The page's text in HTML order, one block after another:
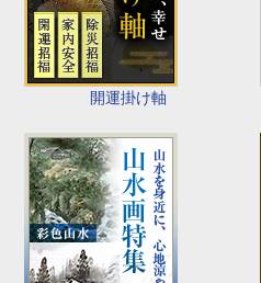
開運掛け軸